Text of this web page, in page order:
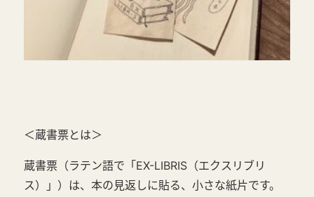
＜蔵書票とは＞
蔵書票（ラテン語で「EX-LIBRIS（エクスリブリ
ス）」）は、本の見返しに貼る、小さな紙片です。